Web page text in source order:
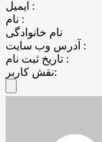
ایمیل :
نام :
نام خانوادگی
آدرس وب سایت :
تاریخ ثبت نام :
نقش کاربر: